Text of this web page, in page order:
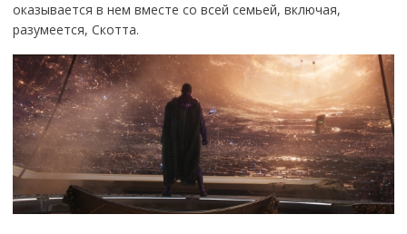
оказывается в нем вместе со всей семьей, включая,
разумеется, Скотта.